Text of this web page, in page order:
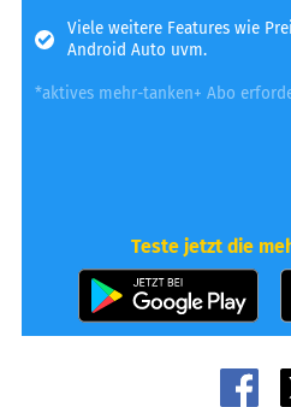
Viele weitere Features wie
Android Auto uvm.
*aktives mehr-tanken+ Abo
Teste jetzt die